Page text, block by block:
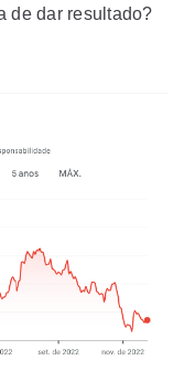
de dar resultado?